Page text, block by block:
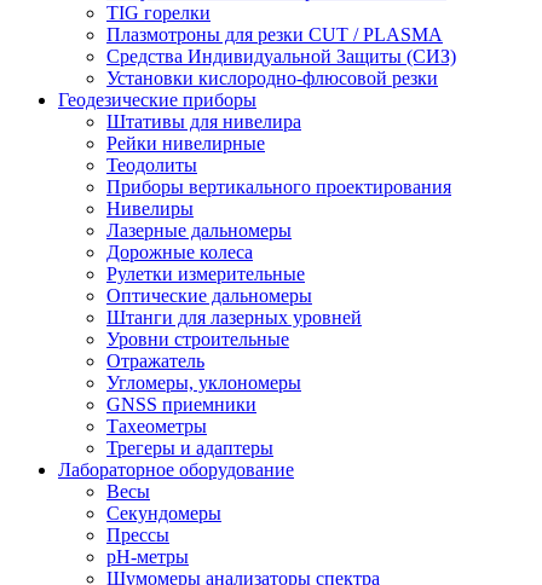
TIG горелки
Плазмотроны для резки CUT / PLASMA
Средства Индивидуальной Защиты (СИЗ)
Установки кислородно-флюсовой резки
Геодезические приборы
Штативы для нивелира
Рейки нивелирные
Теодолиты
Приборы вертикального проектирования
Нивелиры
Лазерные дальномеры
Дорожные колеса
Рулетки измерительные
Оптические дальномеры
Штанги для лазерных уровней
Уровни строительные
Отражатель
Угломеры, уклономеры
GNSS приемники
Тахеометры
Трегеры и адаптеры
Лабораторное оборудование
Весы
Секундомеры
Прессы
pH-метры
Шумомеры анализаторы спектра